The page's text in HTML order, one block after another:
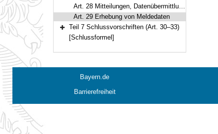
Art. 28 Mitteilungen, Datenübermittlungen
Art. 29 Erhebung von Meldedaten
Bereich erweitern
Teil 7 Schlussvorschriften (Art. 30–33)
[Schlussformel]
Bayern.de
Barrierefreiheit